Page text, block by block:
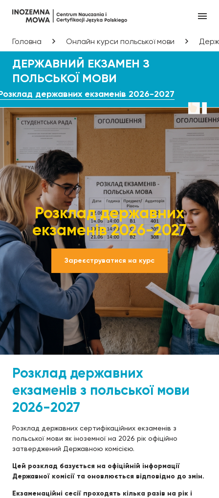
Головна Онлайн курси польської мови
ДЕРЖАВНИЙ ЕКЗАМЕН З
ПОЛЬСЬКОЇ МОВИ
державних екзаменів 2026-2027
Розклад державних
екзаменів 2026-2027
Зареєструватися на курс
Розклад державних
екзаменів з польської мови
2026-2027
Розклад державних сертифікаційних екзаменів з
польської мови як іноземної на 2026 рік офіційно
затверджений Державною комісією.
Цей розклад базується на офіційній інформації
Державної комісії та оновлюється відповідно до змін.
Екзаменаційні сесії проходять кілька разів на рік і